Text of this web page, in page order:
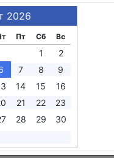
2026
Пт Сб Вс
1
2
7 8
9
14 15
16
21 22
23
28 29
30